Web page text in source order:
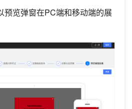
预览弹窗在PC端和移动端的展